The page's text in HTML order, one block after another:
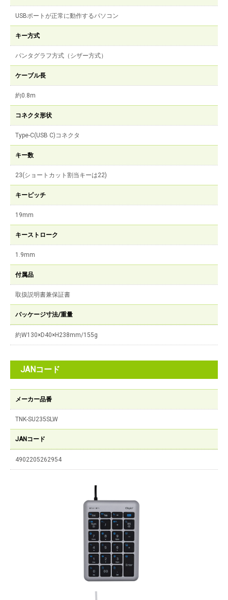
USBポートが正常に動作するパソコン
キー方式
パンタグラフ方式（シザー方式）
ケーブル長
約0.8m
コネクタ形状
Type-C(USB C)コネクタ
キー数
23(ショートカット割当キーは22)
キーピッチ
19mm
キーストローク
1.9mm
付属品
取扱説明書兼保証書
パッケージ寸法/重量
約W130×D40×H238mm/155g
JANコード
メーカー品番
TNK-SU235SLW
JANコード
4902205262954